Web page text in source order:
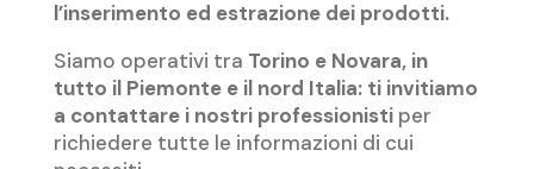
l’inserimento ed estrazione dei prodotti.
Siamo operativi tra Torino e Novara, in
tutto il Piemonte e il nord Italia: ti invitiamo
a contattare i nostri professionistiper
richiedere tutte le informazioni di cui